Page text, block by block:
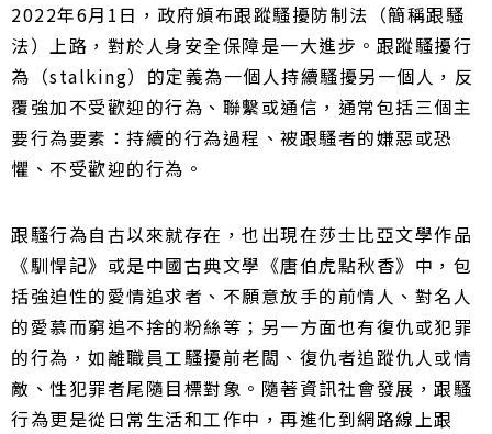
2022年6月1日，政府頒布跟蹤騷擾防制法（簡稱跟騷
法）上路，對於人身安全保障是一大進步。 跟蹤騷擾行
為（stalking）的定義為一個人持續騷擾另一個人，反
覆強加不受歡迎的行為、聯繫或通信，通常包括三個主
要行為要素：持續的行為過程、被跟騷者的嫌惡或恐
懼、不受歡迎的行為。
跟騷行為自古以來就存在，也出現在莎士比亞文學作品
《馴悍記》或是中國古典文學《唐伯虎點秋香》中，包
括強迫性的愛情追求者、不願意放手的前情人、對名人
的愛慕而窮追不捨的粉絲等；另一方面也有復仇或犯罪
的行為，如離職員工騷擾前老闆、復仇者追蹤仇人或情
敵、性犯罪者尾隨目標對象。 隨著資訊社會發展，跟騷
行為更是從日常生活和工作中，再進化到網路線上跟